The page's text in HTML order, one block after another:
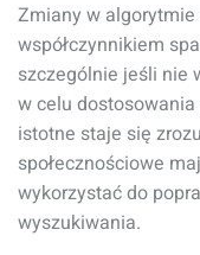
Zmiany w
współczynnikiem
szczególnie jeśli nie
w celu
istotne staje się
społecznościowe
wykorzystać do
wyszukiwania.